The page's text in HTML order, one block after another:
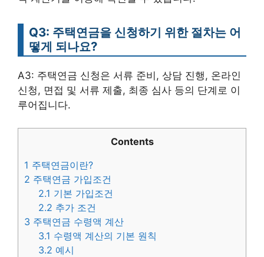
Q3: 주택연금을 신청하기 위한 절차는 어
떻게 되나요?
A3: 주택연금 신청은 서류 준비, 상담 진행, 온라인
신청, 면접 및 서류 제출, 최종 심사 등의 단계로 이
루어집니다.
Contents
1 주택연금이란?
2 주택연금 가입조건
2.1 기본 가입조건
2.2 추가 조건
3 주택연금 수령액 계산
3.1 수령액 계산의 기본 원칙
3.2 예시